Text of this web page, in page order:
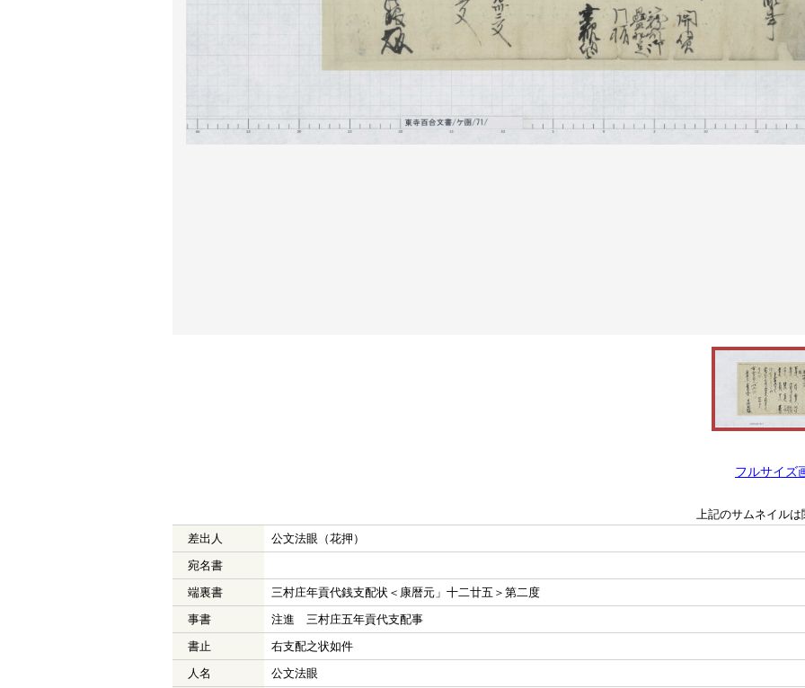
フルサイズ
上記のサムネイル
差出人
公文法眼（花押）
宛名書
端裏書
三村庄年貢代銭支配状＜康暦元」十二廿五＞第二度
事書
注進 三村庄五年貢代支配事
書止
右支配之状如件
人名
公文法眼